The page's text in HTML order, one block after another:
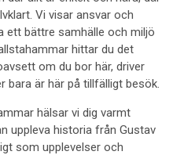
Vi visar ansvar och
ett bättre samhälle och miljö
hittar du det
om du bor här, driver
bara är här på tillfälligt besök.
hälsar vi dig varmt
uppleva historia från Gustav
som upplevelser och